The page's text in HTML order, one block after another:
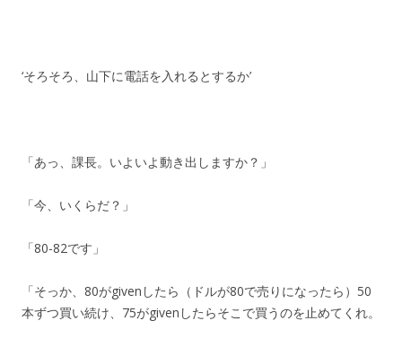
‘そろそろ、山下に電話を入れるとするか’
「あっ、課長。いよいよ動き出しますか？」
「今、いくらだ？」
「80-82です」
「そっか、80がgivenしたら（ドルが80で売りになったら）50
本ずつ買い続け、75がgivenしたらそこで買うのを止めてくれ。